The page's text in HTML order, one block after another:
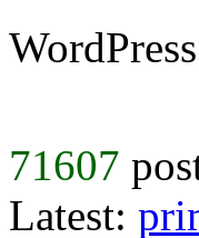
71607
Latest: